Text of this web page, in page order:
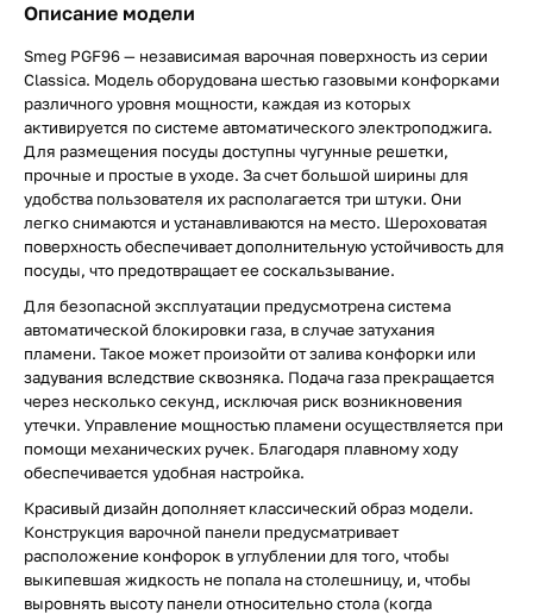
Описание модели
Smeg PGF96 — независимая варочная поверхность из серии
Classica. Модель оборудована шестью газовыми конфорками
различного уровня мощности, каждая из которых
активируется по системе автоматического электроподжига.
Для размещения посуды доступны чугунные решетки,
прочные и простые в уходе. За счет большой ширины для
удобства пользователя их располагается три штуки. Они
легко снимаются и устанавливаются на место. Шероховатая
поверхность обеспечивает дополнительную устойчивость для
посуды, что предотвращает ее соскальзывание.
Для безопасной эксплуатации предусмотрена система
автоматической блокировки газа, в случае затухания
пламени. Такое может произойти от залива конфорки или
задувания вследствие сквозняка. Подача газа прекращается
через несколько секунд, исключая риск возникновения
утечки. Управление мощностью пламени осуществляется при
помощи механических ручек. Благодаря плавному ходу
обеспечивается удобная настройка.
Красивый дизайн дополняет классический образ модели.
Конструкция варочной панели предусматривает
расположение конфорок в углублении для того, чтобы
выкипевшая жидкость не попала на столешницу, и, чтобы
выровнять высоту панели относительно стола (когда